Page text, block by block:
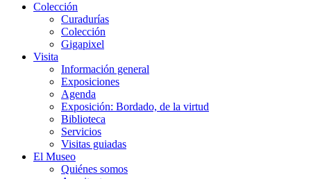
Colección
Curadurías
Colección
Gigapixel
Visita
Información general
Exposiciones
Agenda
Exposición: Bordado, de la virtud
Biblioteca
Servicios
Visitas guiadas
El Museo
Quiénes somos